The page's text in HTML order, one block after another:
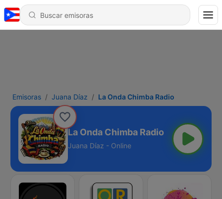
Emisoras Juana Díaz La Onda Chimba Radio
La Onda Chimba Radio
Juana Díaz - Online